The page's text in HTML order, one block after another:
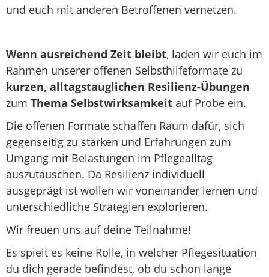
und euch mit anderen Betroffenen vernetzen.
Wenn ausreichend Zeit bleibt, laden wir euch im
Rahmen unserer offenen Selbsthilfeformate zu
kurzen, alltagstauglichen Resilienz-Übungen
zum Thema Selbstwirksamkeit auf Probe ein.
Die offenen Formate schaffen Raum dafür, sich
gegenseitig zu stärken und Erfahrungen zum
Umgang mit Belastungen im Pflegealltag
auszutauschen. Da Resilienz individuell
ausgeprägt ist wollen wir voneinander lernen und
unterschiedliche Strategien explorieren.
Wir freuen uns auf deine Teilnahme!
Es spielt es keine Rolle, in welcher Pflegesituation
du dich gerade befindest, ob du schon lange